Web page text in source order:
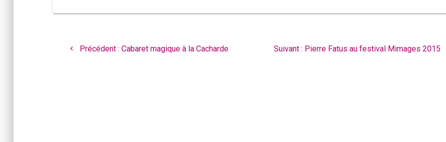
Précédent : Article
Cabaret magique à la Cacharde Suivant : Article
Pierre Fatus au festival Mimages 2015